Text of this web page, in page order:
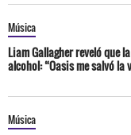
Música
Liam Gallagher reveló que
alcohol: “Oasis me salvó la
Música